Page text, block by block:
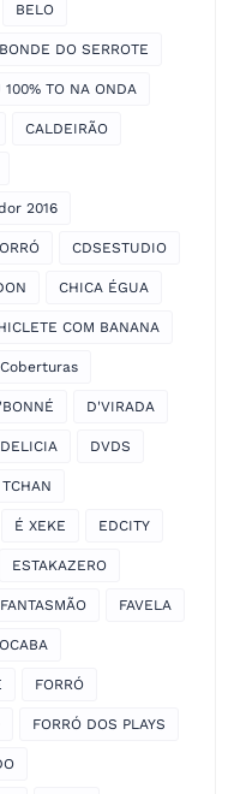
BELO
BONDE DO SERROTE
100% TO NA ONDA
CALDEIRÃO
2016
CDSESTUDIO
CHICA ÉGUA
COM BANANA
Coberturas
D'VIRADA
DVDS
É XEKE EDCITY
ESTAKAZERO
FANTASMÃO FAVELA
FORRÓ
FORRÓ DOS PLAYS